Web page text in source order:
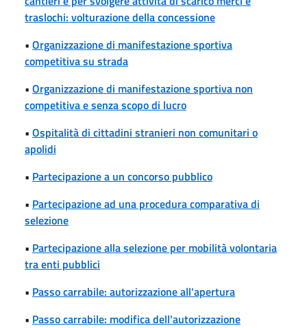
traslochi: volturazione della concessione
• Organizzazione di manifestazione sportiva
competitiva su strada
• Organizzazione di manifestazione sportiva non
competitiva e senza scopo di lucro
• Ospitalità di cittadini stranieri non comunitari o
apolidi
• Partecipazione a un concorso pubblico
• Partecipazione ad una procedura comparativa di
selezione
• Partecipazione alla selezione per mobilità volontaria
tra enti pubblici
• Passo carrabile: autorizzazione all'apertura
• Passo carrabile: modifica dell'autorizzazione